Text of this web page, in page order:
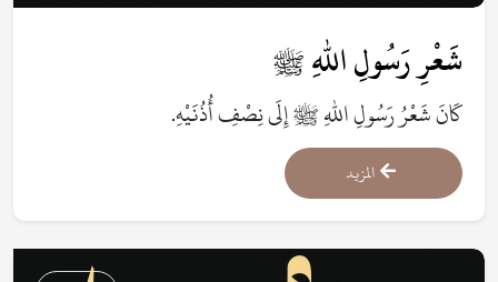
شَعْرِ رَسُولِ اللهِ ﷺ
كَانَ شَعْرُ رَسُولِ اللهِ ﷺ إِلَى نِصْفِ أُذُنَيْهِ.
المزيد